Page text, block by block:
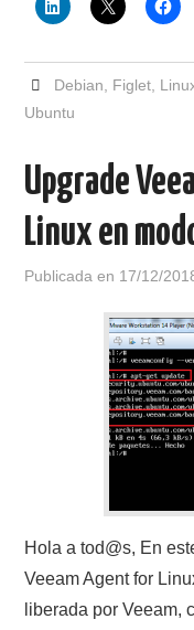
Debian Figlet,
Ubuntu
Upgrade
Linux en
Publicada en 17/12/
Hola a tod@s, En
Veeam Agent for
liberada por Veeam,